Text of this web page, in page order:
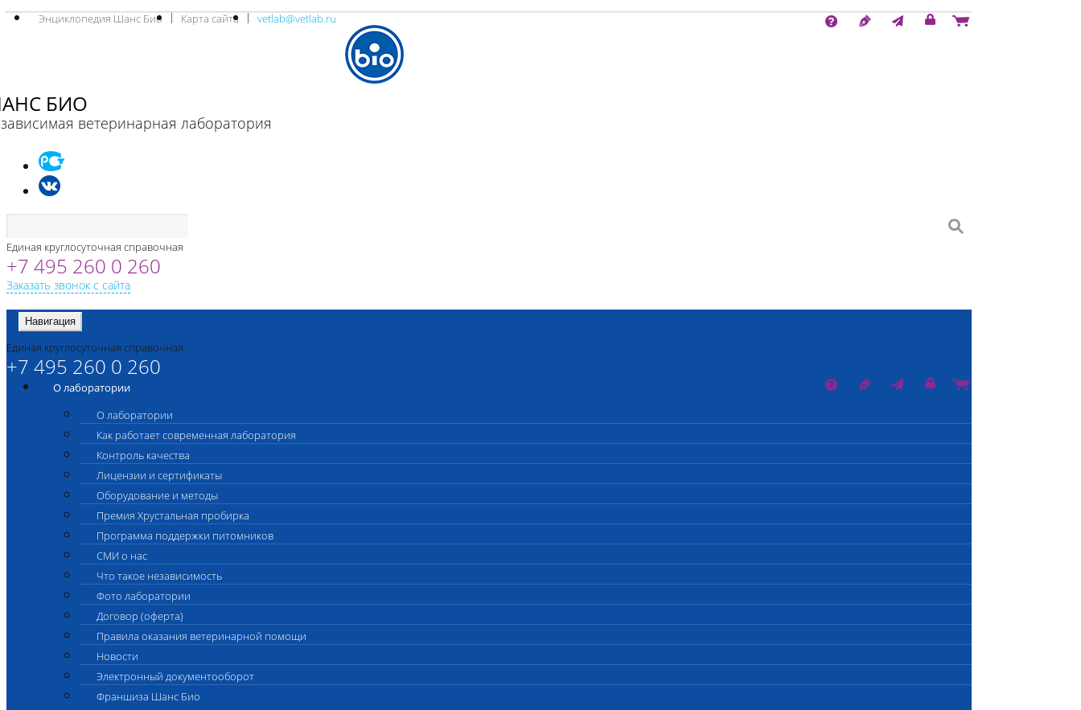
Энциклопедия Шанс Био Карта сайта vetlab@vetlab.ru
БИО
ветеринарная лаборатория
Единая круглосуточная справочная
+7 495 260 0 260
Заказать звонок с сайта
Навигация
Единая круглосуточная справочная
+7 495 260 0 260
О лаборатории
О лаборатории
Как работает современная лаборатория
Контроль качества
Лицензии и сертификаты
Оборудование и методы
Премия Хрустальная пробирка
Программа поддержки питомников
СМИ о нас
Что такое независимость
Фото лаборатории
Договор (оферта)
Правила оказания ветеринарной помощи
Новости
Электронный документооборот
Франшиза Шанс Био